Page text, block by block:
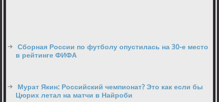
Сборная России по футболу опустилась на 30-е место
в рейтинге ФИФА
Мурат Якин: Российский чемпионат? Это как если бы
Цюрих летал на матчи в Найроби